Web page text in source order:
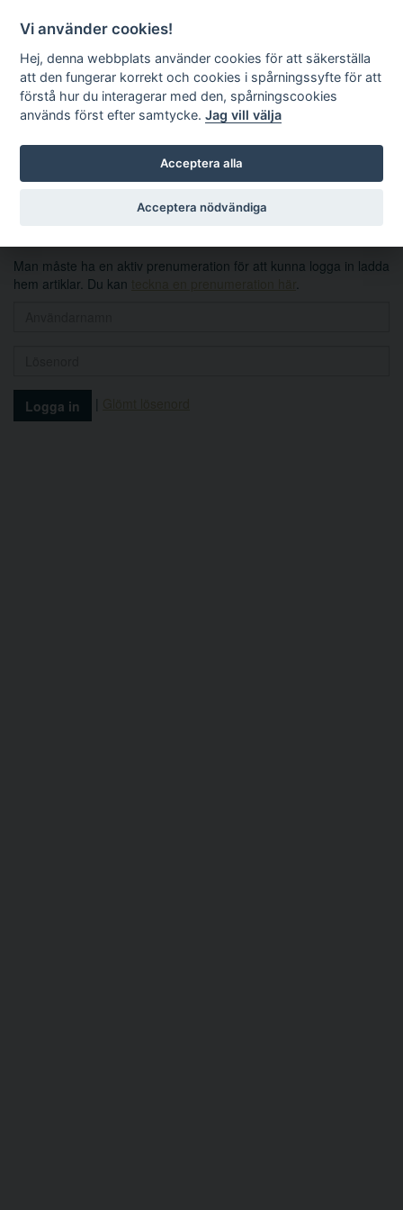
Sök
Logga in
Man måste ha en aktiv prenumeration för att kunna logga in ladda
hem artiklar. Du kan
|
Vi använder cookies!
Hej, denna webbplats använder cookies för att säkerställa
att den fungerar korrekt och cookies i spårningssyfte för att
förstå hur du interagerar med den, spårningscookies
används först efter samtycke.Jag vill välja
Acceptera alla
Acceptera nödvändiga